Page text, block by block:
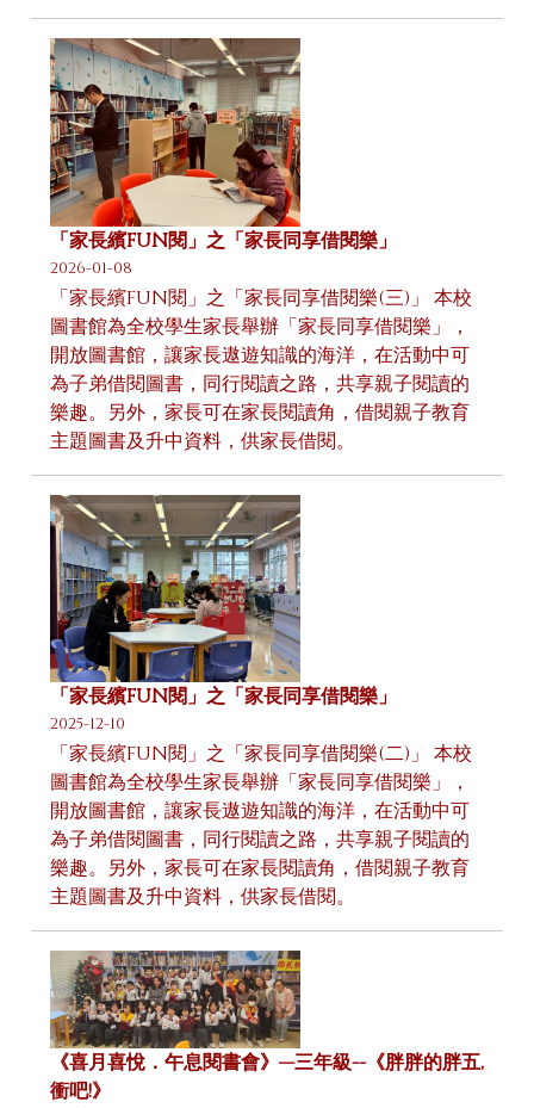
「家長繽FUN閱」之「家長同享借閱樂」
2026-01-08
「家長繽FUN閱」之「家長同享借閱樂(三)」 本校
圖書館為全校學生家長舉辦「家長同享借閱樂」，
開放圖書館，讓家長遨遊知識的海洋，在活動中可
為子弟借閱圖書，同行閱讀之路，共享親子閱讀的
樂趣。另外，家長可在家長閱讀角，借閱親子教育
主題圖書及升中資料，供家長借閱。
「家長繽FUN閱」之「家長同享借閱樂」
2025-12-10
「家長繽FUN閱」之「家長同享借閱樂(二)」 本校
圖書館為全校學生家長舉辦「家長同享借閱樂」，
開放圖書館，讓家長遨遊知識的海洋，在活動中可
為子弟借閱圖書，同行閱讀之路，共享親子閱讀的
樂趣。另外，家長可在家長閱讀角，借閱親子教育
主題圖書及升中資料，供家長借閱。
《喜月喜悅．午息閱書會》—三年級--《胖胖的胖五,
衝吧!》